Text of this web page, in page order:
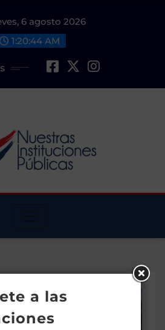
6 agosto 2026
1:20:44 AM
a las